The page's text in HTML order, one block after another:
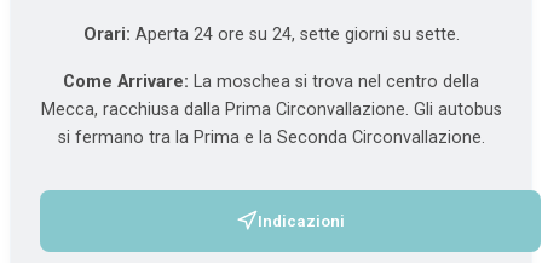
Orari: Aperta 24 ore su 24, sette giorni su sette.
Come Arrivare: La moschea si trova nel centro della
Mecca, racchiusa dalla Prima Circonvallazione. Gli autobus
si fermano tra la Prima e la Seconda Circonvallazione.
Indicazioni
(si apre in una nuova scheda)